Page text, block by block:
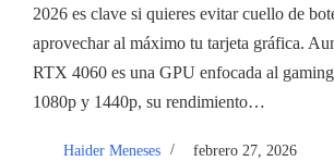
2026 es clave si quieres evitar cuello de
aprovechar al máximo tu tarjeta gráfica.
RTX 4060 es una GPU enfocada al
1080p y 1440p, su rendimiento…
Haider Meneses febrero 27, 2026